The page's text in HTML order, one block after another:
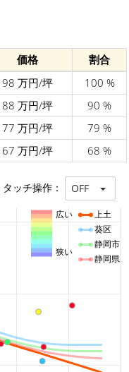
価格
割合
98 万円/坪
100 %
88 万円/坪
90 %
77 万円/坪
79 %
67 万円/坪 68 %
タッチ操作： OFF
上土
葵区
静岡市
静岡県
広い
狭い